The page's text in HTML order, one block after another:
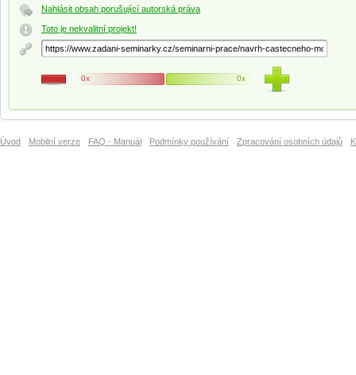
Nahlásit obsah porušující autorská práva
Toto je nekvalitní projekt!
0x 0x
Úvod Mobilní verze FAQ - Manuál Podmínky používání Zpracování osobních údajů